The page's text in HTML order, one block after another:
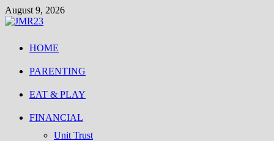
Skip
to
August 9, 2026
HOME
PARENTING
EAT & PLAY
FINANCIAL
Unit Trust